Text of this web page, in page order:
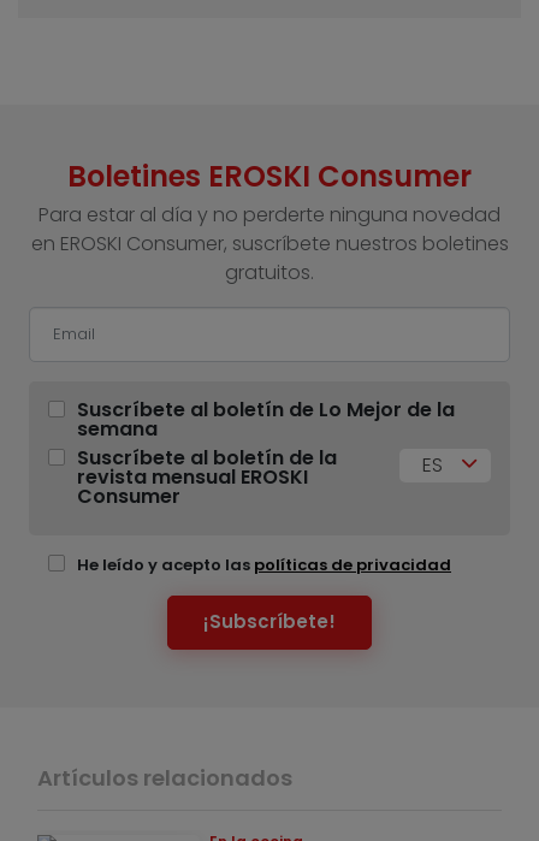
Boletines EROSKI Consumer
Para estar al día y no perderte ninguna novedad
en EROSKI Consumer, suscríbete nuestros boletines
gratuitos.
Suscríbete al boletín de Lo Mejor de la
semana
Suscríbete al boletín de la
revista mensual EROSKI
Consumer
ES
He leído y acepto las políticas de privacidad
¡Subscríbete!
Artículos relacionados